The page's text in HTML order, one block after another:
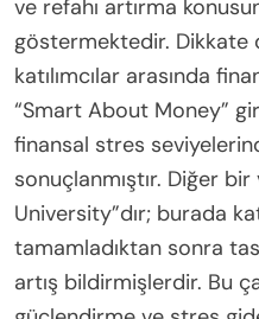
güçlendirerek
yapma konularında
yardımcı olur.
Sonuç olarak, uzun
finansal okuryazarlık,
finanslar üzerinde daha
yer alır; bu da genel
katkıda bulunur.